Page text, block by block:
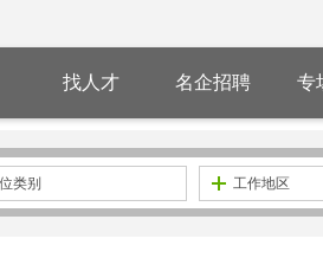
找人才 名企招聘 专
类别 工作地区